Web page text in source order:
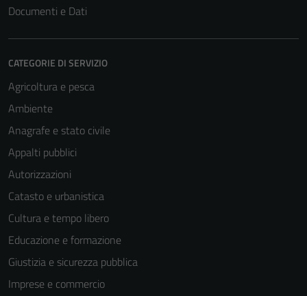
Documenti e Dati
CATEGORIE DI SERVIZIO
Agricoltura e pesca
Ambiente
Anagrafe e stato civile
Appalti pubblici
Autorizzazioni
Catasto e urbanistica
Cultura e tempo libero
Educazione e formazione
Giustizia e sicurezza pubblica
Imprese e commercio